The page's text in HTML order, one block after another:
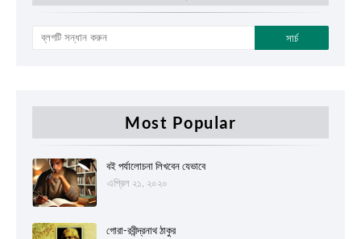
Most Popular
বই পর্যালোচনা লিখবেন যেভাবে
এপ্রিল ২১, ২০২০
গোরা-রবীন্দ্রনাথ ঠাকুর